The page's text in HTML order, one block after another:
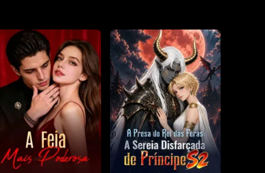
EP 34 EP 35 EP 36
EP 38 EP 39